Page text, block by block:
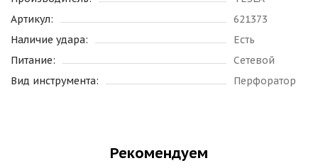
Артикул:
621373
Наличие удара:
Есть
Питание:
Сетевой
Вид инструмента:
Перфоратор
Рекомендуем